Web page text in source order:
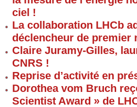
ciel !
La collaboration LHCb
déclencheur de premier
Claire Juramy-Gilles,
CNRS !
Reprise d’activité en
Dorothea vom Bruch
Scientist Award » de